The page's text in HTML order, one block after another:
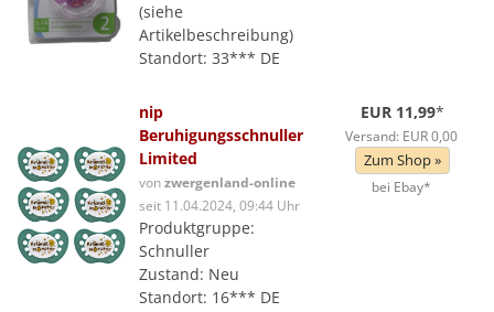
(siehe
Artikelbeschreibung)
Standort: 33*** DE
nip
Beruhigungsschnuller
Limited
vonzwergenland-online
seit 11.04.2024, 09:44 Uhr
Produktgruppe:
Schnuller
Zustand: Neu
Standort: 16*** DE
EUR 11,99*
Versand: EUR 0,00
Zum Shop »
bei Ebay*